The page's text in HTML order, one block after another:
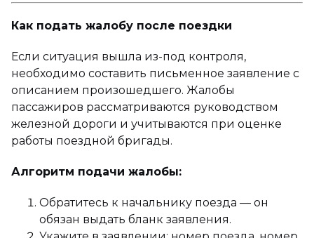
Как подать жалобу после поездки
Если ситуация вышла из-под контроля,
необходимо составить письменное заявление с
описанием произошедшего. Жалобы
пассажиров рассматриваются руководством
железной дороги и учитываются при оценке
работы поездной бригады.
Алгоритм подачи жалобы:
Обратитесь к начальнику поезда — он
обязан выдать бланк заявления.